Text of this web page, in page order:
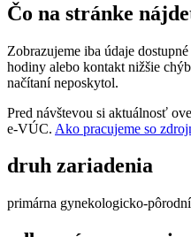
Čo na stránke
Zobrazujeme iba údaje
hodiny alebo kontakt nižšie
načítaní neposkytol.
Pred návštevou si aktuálnosť
e‑VÚC. Ako pracujeme so
druh zariadenia
primárna gynekologicko-